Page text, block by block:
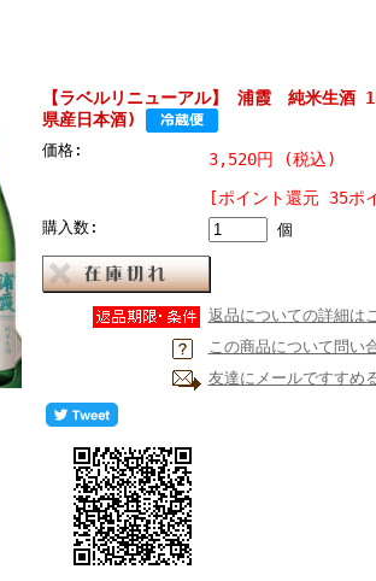
【ラベルリニューアル】 浦霞 純米生酒
県産日本酒)
価格:
3,520円 (税込)
[ポイント還元 35ポ
購入数: 個
返品についての詳細は
この商品について問い
友達にメールですすめ